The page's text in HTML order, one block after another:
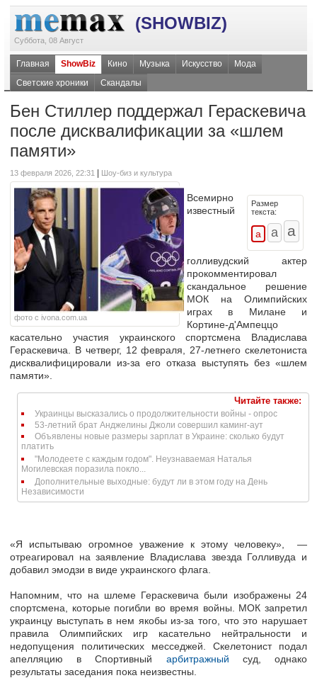
(SHOWBIZ)
Суббота, 08 Август
Главная ShowBiz Кино Музыка Искусство
Мода
Светские хроники
Скандалы
Бен Стиллер поддержал Гераскевича
после дисквалификации за «шлем
памяти»
13 февраля 2026, 22:31 Шоу-биз и культура
фото с ivona.com.ua
Размер
текста:
Всемирно
известный
голливудский актер
прокомментировал
скандальное решение
МОК на Олимпийских
играх в Милане и
Кортине-д'Ампеццо
касательно участия украинского спортсмена Владислава
Гераскевича. В четверг, 12 февраля, 27-летнего скелетониста
дисквалифицировали из-за его отказа выступять без «шлем
памяти».
Читайте также:
Украинцы высказались о продолжительности войны - опрос
53-летний брат Анджелины Джоли совершил каминг-аут
Объявлены новые размеры зарплат в Украине: сколько будут
платить
"Молодеете с каждым годом". Неузнаваемая Наталья
Могилевская поразила покло...
Дополнительные выходные: будут ли в этом году на День
Независимости
«Я испытываю огромное уважение к этому человеку», —
отреагировал на заявление Владислава звезда Голливуда и
добавил эмодзи в виде украинского флага.
Напомним, что на шлеме Гераскевича были изображены 24
спортсмена, которые погибли во время войны. МОК запретил
украинцу выступать в нем якобы из-за того, что это нарушает
правила Олимпийских игр касательно нейтральности и
недопущения политических месседжей. Скелетонист подал
апелляцию в Спортивный арбитражный суд, однако
результаты заседания пока неизвестны.